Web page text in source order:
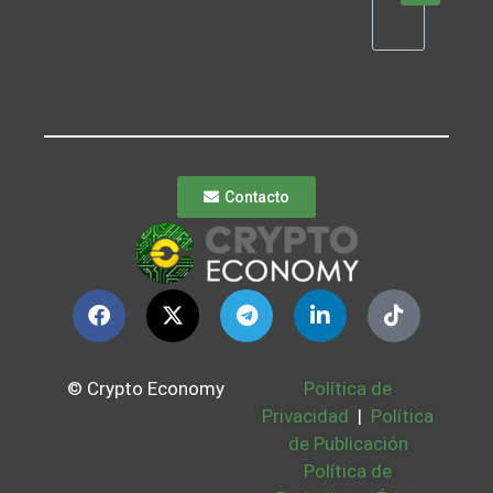
Contacto
© Crypto Economy
Política de
Privacidad | Política
de Publicación
Política de